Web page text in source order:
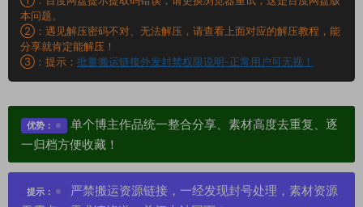
本问题。
②：遇见解压密码不对、无法解压，请查看上面对应的解压教程，能
分享就肯定能解压！
③：提示： 批量搬运链接外发封禁权限说明-正常用户可无视！
优势：
单个博主作品统一整合分享、素材高度去重复、逐
一归档方便收藏！
提示：
严禁搬运资源链接，一经发现封号处理，素材资源